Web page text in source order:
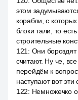
этом
корабли, с
блоки тали, то
строительные
121 : Они бороздят
считают. Ну че,
перейдём к
наступают вот
122: Немножечко